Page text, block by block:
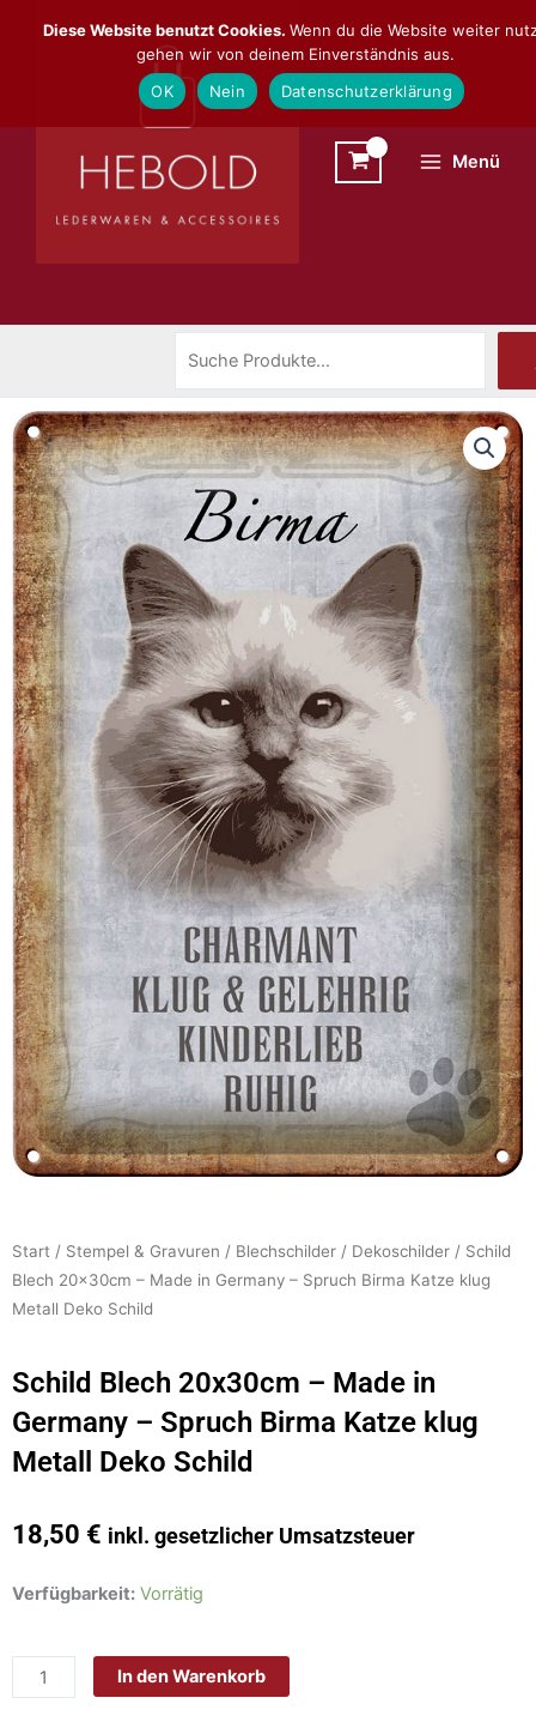
Inhalt
Menü
Start / Stempel & Gravuren / Blechschilder / Dekoschilder / Schild
Blech 20x30cm – Made in Germany – Spruch Birma Katze klug
Metall Deko Schild
Schild Blech 20x30cm – Made in
Germany – Spruch Birma Katze klug
Metall Deko Schild
18,50 € inkl. gesetzlicher Umsatzsteuer
Verfügbarkeit: Vorrätig
Schild
In den Warenkorb
Diese Website benutzt Cookies. Wenn du die Website weiter
gehen wir von deinem Einverständnis aus.
OK
Nein Datenschutzerklärung